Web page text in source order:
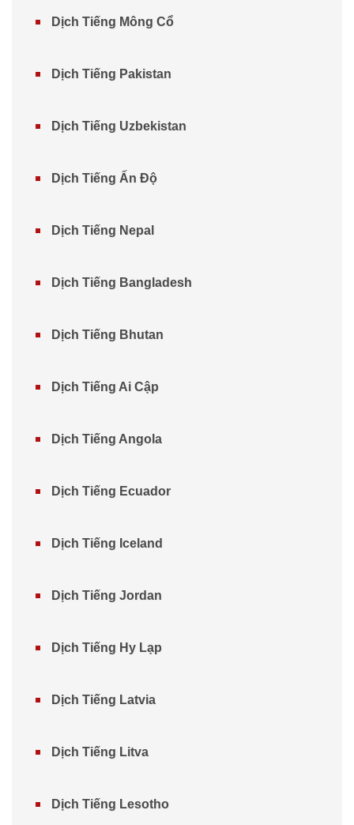
Dịch Tiếng Mông Cổ
Dịch Tiếng Pakistan
Dịch Tiếng Uzbekistan
Dịch Tiếng Ấn Độ
Dịch Tiếng Nepal
Dịch Tiếng Bangladesh
Dịch Tiếng Bhutan
Dịch Tiếng Ai Cập
Dịch Tiếng Angola
Dịch Tiếng Ecuador
Dịch Tiếng Iceland
Dịch Tiếng Jordan
Dịch Tiếng Hy Lạp
Dịch Tiếng Latvia
Dịch Tiếng Litva
Dịch Tiếng Lesotho